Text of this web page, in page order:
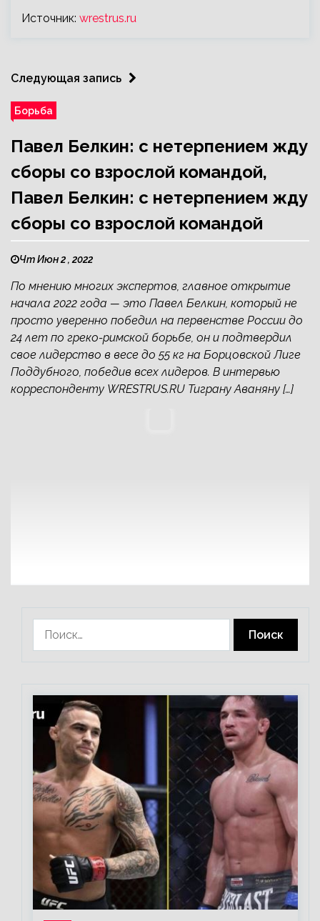
Источник: wrestrus.ru
Следующая запись
Борьба
​Павел Белкин: с нетерпением жду
сборы со взрослой командой,
Павел Белкин: с нетерпением жду
сборы со взрослой командой
Чт Июн 2 , 2022
По мнению многих экспертов, главное открытие
начала 2022 года — это Павел Белкин, который не
просто уверенно победил на первенстве России до
24 лет по греко-римской борьбе, он и подтвердил
свое лидерство в весе до 55 кг на Борцовской Лиге
Поддубного, победив всех лидеров. В интервью
корреспонденту WRESTRUS.RU Тиграну Аваняну […]